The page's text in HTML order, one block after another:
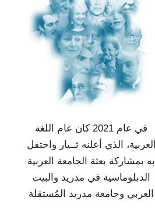
في عام 2021 كان عام اللغة
العربية، الذي أعلنه ثــيار واحتفل
به بمشاركة بعثة الجامعة العربية
الدبلوماسية في مدريد والبيت
العربي وجامعة مدريد المُستقلة